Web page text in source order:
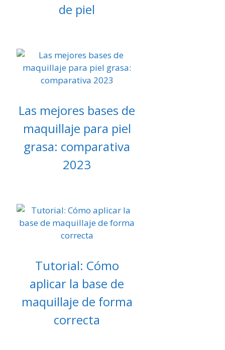
de piel
Las mejores bases de
maquillaje para piel
grasa: comparativa
2023
Tutorial: Cómo
aplicar la base de
maquillaje de forma
correcta